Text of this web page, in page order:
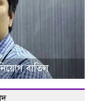
বাতিল